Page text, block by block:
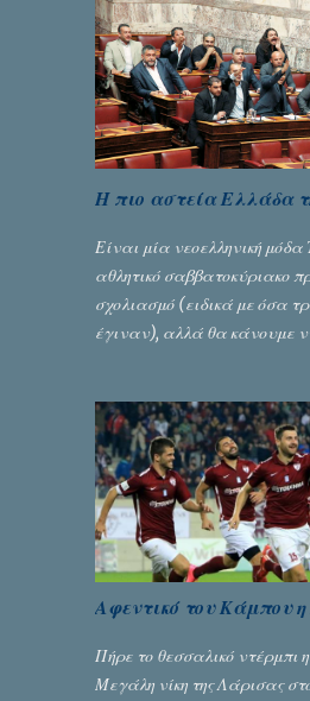
Αλευρογιάννης
Η πιο αστεία Ελλάδα
Είναι μία νεοελληνική μόδα
αθλητικό σαββατοκύριακο
σχολιασμό (ειδικά με όσα
έγιναν), αλλά θα κάνουμε
«ανάλαφρες» ενότητες
για πικάντικες συζητήσεις.
Αλευρογιάννη
Αφεντικό του Κάμπου
Πήρε το θεσσαλικό ντέρμπι
Μεγάλη νίκη της Λάρισας